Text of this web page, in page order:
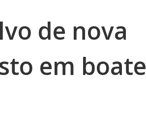
de nova
em boate